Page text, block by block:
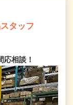
タッフ
相談！